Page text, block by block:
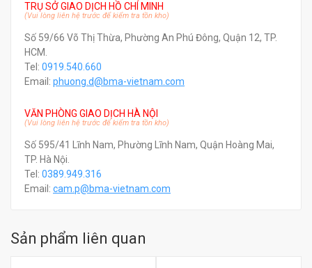
TRỤ SỞ GIAO DỊCH HỒ CHÍ MINH
(Vui lòng liên hệ trước để kiểm tra tồn kho)
Số 59/66 Võ Thị Thừa, Phường An Phú Đông, Quận 12, TP.
HCM.
Tel: 0919.540.660
Email: phuong.d@bma-vietnam.com
VĂN PHÒNG GIAO DỊCH HÀ NỘI
(Vui lòng liên hệ trước để kiểm tra tồn kho)
Số 595/41 Lĩnh Nam, Phường Lĩnh Nam, Quận Hoàng Mai,
TP. Hà Nội.
Tel: 0389.949.316
Email: cam.p@bma-vietnam.com
Sản phẩm liên quan